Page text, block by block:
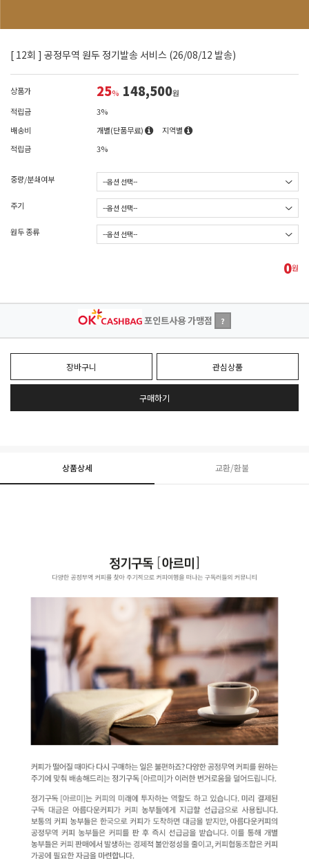
[ 12회 ] 공정무역 원두 정기발송 서비스 (26/08/12 발송)
상품가 25% 148,500원
적립금
3%
배송비
개별(단품무료)
지역별
적립금
3%
중량/분쇄여부
주기
원두 종류
0원
포인트사용 가맹점 ?
장바구니 관심상품
구매하기
상품상세 교환/환불